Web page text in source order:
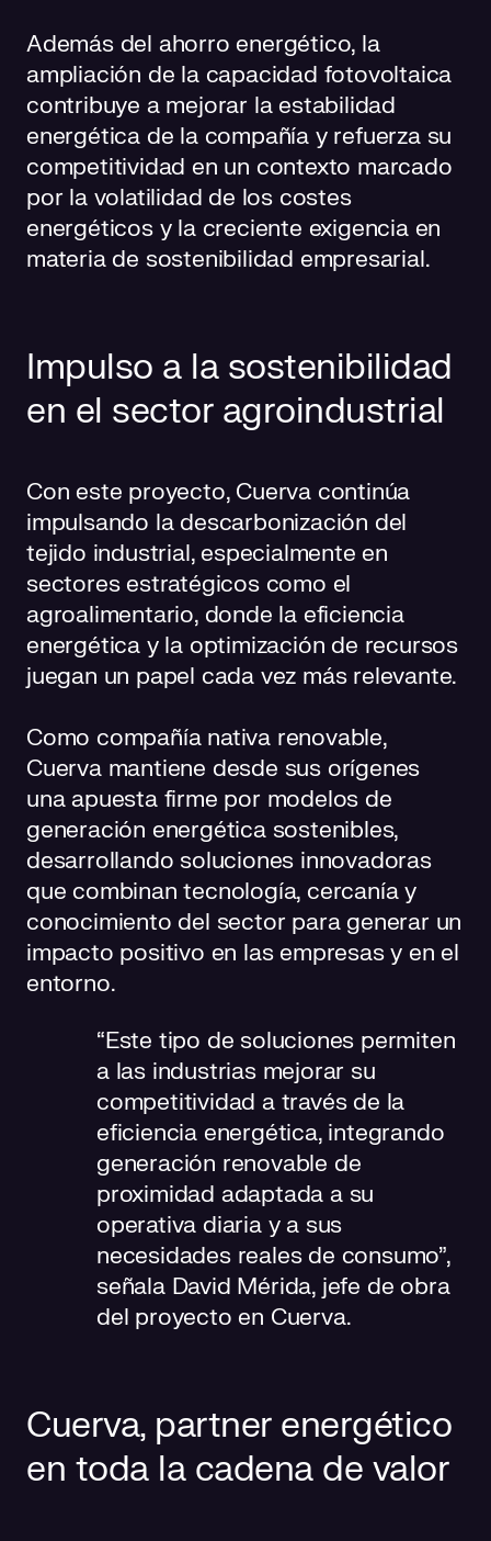
Además del ahorro energético, la
ampliación de la capacidad fotovoltaica
contribuye a mejorar la estabilidad
energética de la compañía y refuerza su
competitividad en un contexto marcado
por la volatilidad de los costes
energéticos y la creciente exigencia en
materia de sostenibilidad empresarial.
Impulso a la sostenibilidad
en el sector agroindustrial
Con este proyecto, Cuerva continúa
impulsando la descarbonización del
tejido industrial, especialmente en
sectores estratégicos como el
agroalimentario, donde la eficiencia
energética y la optimización de recursos
juegan un papel cada vez más relevante.
Como compañía nativa renovable,
Cuerva mantiene desde sus orígenes
una apuesta firme por modelos de
generación energética sostenibles,
desarrollando soluciones innovadoras
que combinan tecnología, cercanía y
conocimiento del sector para generar un
impacto positivo en las empresas y en el
entorno.
“Este tipo de soluciones permiten
a las industrias mejorar su
competitividad a través de la
eficiencia energética, integrando
generación renovable de
proximidad adaptada a su
operativa diaria y a sus
necesidades reales de consumo”,
señala David Mérida, jefe de obra
del proyecto en Cuerva.
Cuerva, partner energético
en toda la cadena de valor